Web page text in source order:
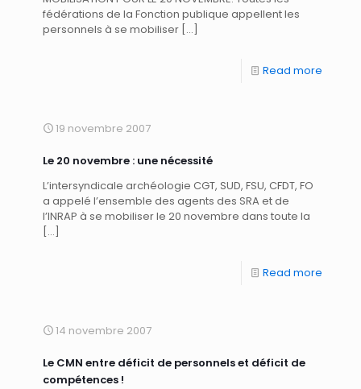
fédérations de la Fonction publique appellent les
personnels à se mobiliser […]
Read more
19 novembre 2007
Le 20 novembre : une nécessité
L’intersyndicale archéologie CGT, SUD, FSU, CFDT, FO
a appelé l’ensemble des agents des SRA et de
l’INRAP à se mobiliser le 20 novembre dans toute la
[…]
Read more
14 novembre 2007
Le CMN entre déficit de personnels et déficit de
compétences !